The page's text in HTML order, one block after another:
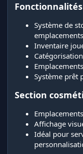
Système de
Inventaire
Système prêt
Section
Affichage
Idéal pour